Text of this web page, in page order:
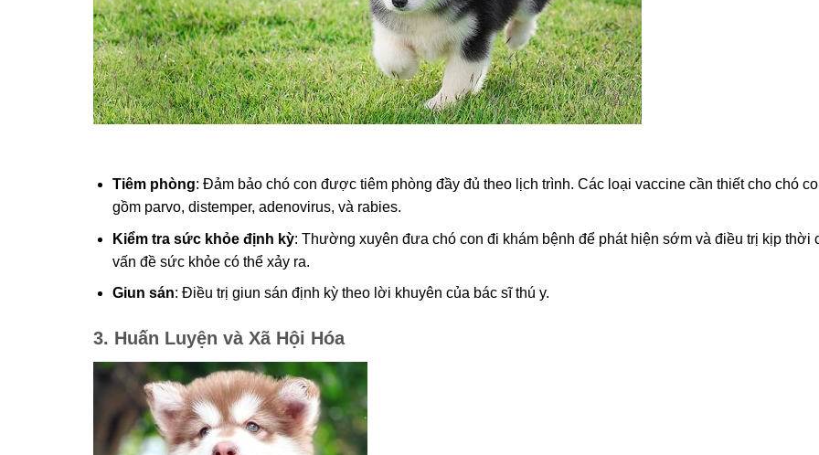
Tiêm phòng: Đảm bảo chó con được tiêm phòng đầy đủ theo lịch trình. Các loại vaccine cần thiết cho chó
gồm parvo, distemper, adenovirus, và rabies.
Kiểm tra sức khỏe định kỳ: Thường xuyên đưa chó con đi khám bệnh để phát hiện sớm và điều trị kịp thời
vấn đề sức khỏe có thể xảy ra.
Giun sán: Điều trị giun sán định kỳ theo lời khuyên của bác sĩ thú y.
3. Huấn Luyện và Xã Hội Hóa